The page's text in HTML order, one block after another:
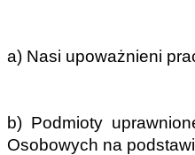
a) Nasi upoważnieni
b) Podmioty
Osobowych na